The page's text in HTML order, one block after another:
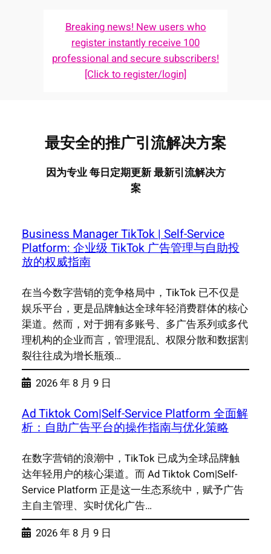
Breaking news! New users who
register instantly receive 100
professional and secure subscribers!
[Click to register/login]
最安全的推广引流解决方案
因为专业 每日定期更新 最新引流解决方
案
Business Manager TikTok | Self-Service
Platform: 企业级 TikTok 广告管理与自助投
放的权威指南
在当今数字营销的竞争格局中，TikTok 已不仅是
娱乐平台，更是品牌触达全球年轻消费群体的核心
渠道。然而，对于拥有多账号、多广告系列或多代
理机构的企业而言，管理混乱、权限分散和数据割
裂往往成为增长瓶颈…
2026 年 8 月 9 日
Ad Tiktok Com|Self-Service Platform 全面解
析：自助广告平台的操作指南与优化策略
在数字营销的浪潮中，TikTok 已成为全球品牌触
达年轻用户的核心渠道。而 Ad Tiktok Com|Self-
Service Platform 正是这一生态系统中，赋予广告
主自主管理、实时优化广告…
2026 年 8 月 9 日